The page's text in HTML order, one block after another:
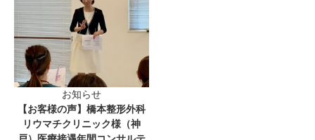
お知らせ
【お客様の声】橋本整形外科
リウマチクリニック様（神